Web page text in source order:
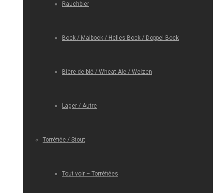
Rauchbier
Bock / Maibock / Helles Bock / Doppel Bock
Bière de blé / Wheat Ale / Weizen
Lager / Autre
Torréfiée / Stout
Tout voir – Torréfiées